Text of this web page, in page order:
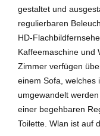
gestaltet und
regulierbaren
HD-
Kaffeemaschine und
Zimmer verfügen
einem Sofa, welches
umgewandelt
einer begehbaren
Toilette. Wlan ist auf